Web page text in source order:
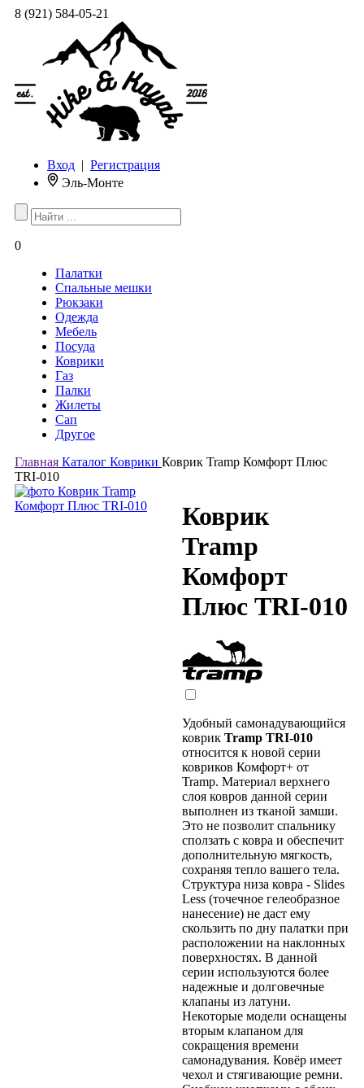
8 (921) 584-05-21
Вход | Регистрация
Эль-Монте
0
Палатки
Спальные мешки
Рюкзаки
Одежда
Мебель
Посуда
Коврики
Газ
Палки
Жилеты
Сап
Другое
Главная Каталог Коврики Коврик Tramp Комфорт Плюс
TRI-010
Коврик
Tramp
Комфорт
Плюс TRI-010
Удобный самонадувающийся
коврик Tramp TRI-010
относится к новой серии
ковриков Комфорт+ от
Tramp. Материал верхнего
слоя ковров данной серии
выполнен из тканой замши.
Это не позволит спальнику
сползать с ковра и обеспечит
дополнительную мягкость,
сохраняя тепло вашего тела.
Структура низа ковра - Slides
Less (точечное гелеобразное
нанесение) не даст ему
скользить по дну палатки при
расположении на наклонных
поверхностях. В данной
серии используются более
надежные и долговечные
клапаны из латуни.
Некоторые модели оснащены
вторым клапаном для
сокращения времени
самонадувания. Ковёр имеет
чехол и стягивающие ремни.